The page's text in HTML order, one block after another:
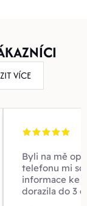
VÍCE
Byli na mě
telefonu mi
informace ke
dorazila do 3